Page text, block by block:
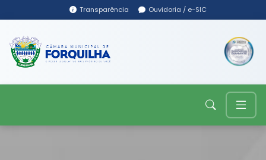
Transparência Ouvidoria / e-SIC